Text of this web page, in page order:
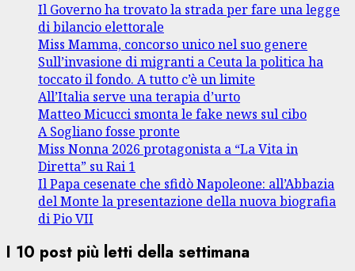
Il Governo ha trovato la strada per fare una legge
di bilancio elettorale
Miss Mamma, concorso unico nel suo genere
Sull’invasione di migranti a Ceuta la politica ha
toccato il fondo. A tutto c’è un limite
All’Italia serve una terapia d’urto
Matteo Micucci smonta le fake news sul cibo
A Sogliano fosse pronte
Miss Nonna 2026 protagonista a “La Vita in
Diretta” su Rai 1
Il Papa cesenate che sfidò Napoleone: all’Abbazia
del Monte la presentazione della nuova biografia
di Pio VII
I 10 post più letti della settimana